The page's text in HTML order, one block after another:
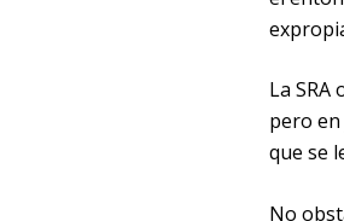
La
pero
que se
No